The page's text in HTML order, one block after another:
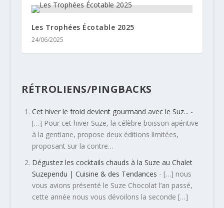
Les Trophées Écotable 2025
24/06/2025
RÉTROLIENS/PINGBACKS
Cet hiver le froid devient gourmand avec le Suz... -
[…] Pour cet hiver Suze, la célèbre boisson apéritive
à la gentiane, propose deux éditions limitées,
proposant sur la contre…
Dégustez les cocktails chauds à la Suze au Chalet
Suzependu | Cuisine & des Tendances - […] nous
vous avions présenté le Suze Chocolat l’an passé,
cette année nous vous dévoilons la seconde […]